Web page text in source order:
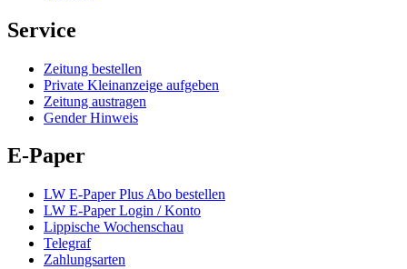
Service
Zeitung bestellen
Private Kleinanzeige aufgeben
Zeitung austragen
Gender Hinweis
E-Paper
LW E-Paper Plus Abo bestellen
LW E-Paper Login / Konto
Lippische Wochenschau
Telegraf
Zahlungsarten